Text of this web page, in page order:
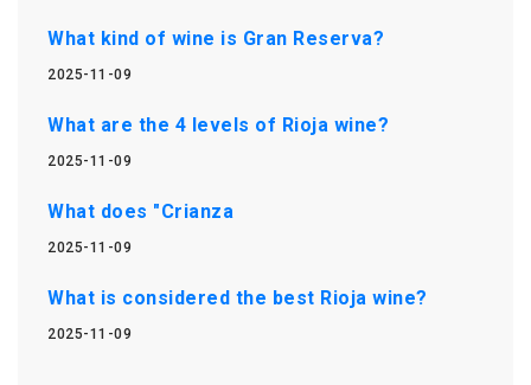
What kind of wine is Gran Reserva?
2025-11-09
What are the 4 levels of Rioja wine?
2025-11-09
What does "Crianza
2025-11-09
What is considered the best Rioja wine?
2025-11-09